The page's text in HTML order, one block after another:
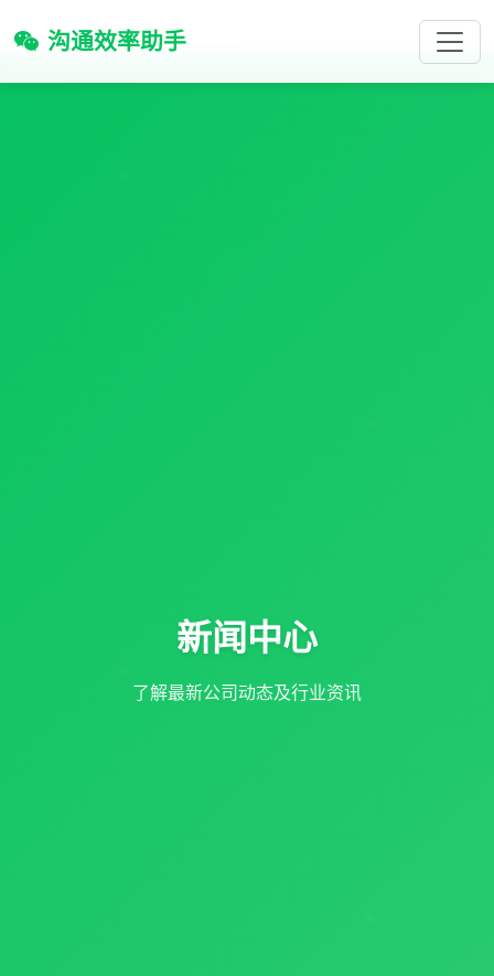
沟通效率助手
新闻中心
了解最新公司动态及行业资讯